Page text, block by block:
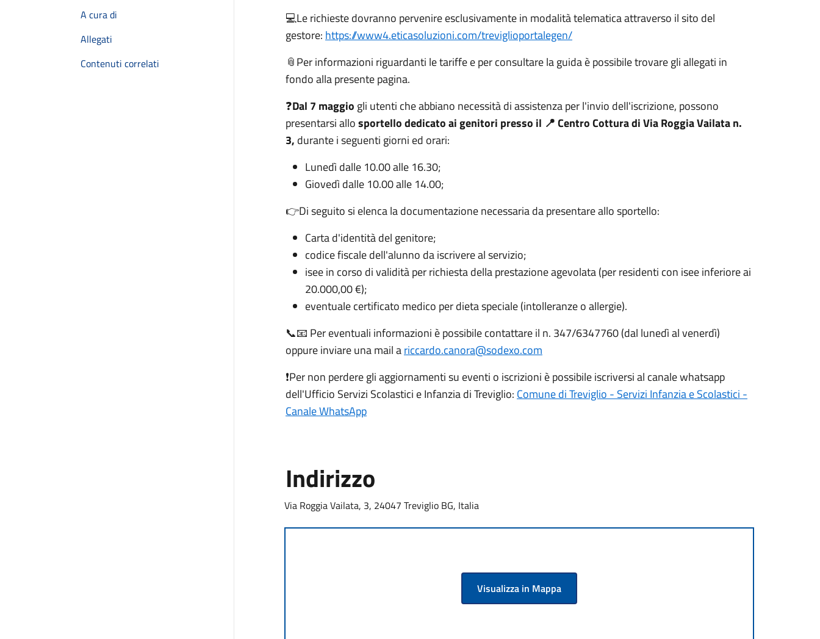
A cura di
Allegati
Contenuti correlati
💻Le richieste dovranno pervenire esclusivamente in modalità telematica attraverso il sito del
gestore: https://www4.eticasoluzioni.com/treviglioportalegen/
📎Per informazioni riguardanti le tariffe e per consultare la guida è possibile trovare gli allegati in
fondo alla presente pagina.
❓Dal 7 maggio gli utenti che abbiano necessità di assistenza per l'invio dell'iscrizione, possono
presentarsi allosportello dedicato ai genitori presso il 📍 Centro Cottura di Via Roggia Vailata n.
3, durante i seguenti giorni ed orari:
Lunedì dalle 10.00 alle 16.30;
Giovedì dalle 10.00 alle 14.00;
👉Di seguito si elenca la documentazione necessaria da presentare allo sportello:
Carta d'identità del genitore;
codice fiscale dell'alunno da iscrivere al servizio;
isee in corso di validità per richiesta della prestazione agevolata (per residenti con isee inferiore ai
20.000,00 €);
eventuale certificato medico per dieta speciale (intolleranze o allergie).
📞📧 Per eventuali informazioni è possibile contattare il n. 347/6347760 (dal lunedì al venerdì)
oppure inviare una mail ariccardo.canora@sodexo.com
❗Per non perdere gli aggiornamenti su eventi o iscrizioni è possibile iscriversi al canale whatsapp
dell'Ufficio Servizi Scolastici e Infanzia di Treviglio: Comune di Treviglio - Servizi Infanzia e Scolastici -
Canale WhatsApp
Indirizzo
Via Roggia Vailata, 3, 24047 Treviglio BG, Italia
Visualizza in Mappa